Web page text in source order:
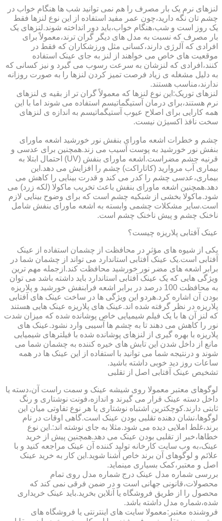
لنزهای نرم یک بار مصرف را هم نمی توانید شب ها هنگام خواب در
چشم تان نگه دارید،چون عمر مفید استفاده از این نوع لنزها فقط
یک روز است و شب،هنگام خواب،باید دور انداخته شوند.لنزهای یک
بار مصرف که نسبت به مدل های دیگر گران ترند،معمولاً برای
افرادی که آلرژی دارند،کسانی مثل ورزشکاران که فقط در
موقعیت های خاص می خواهند از لنز به جای عینک استفاده
کنند،افرادی که لنزشان به سرعت رسوب می گیرد و نیز کسانی که
به دلیل مشغله ی زیاد فرصت تمیز کردن لنزها را به صورت روزانه
ندارند،مناسب هستند.
لنزهای توریک:این نوع لنزها که معمولاً گران تر از بقیه ی لنزهای
نرم هستند،برای درمان آستیگماتیسم استفاده می شوند اما با این
همه کارایی برای اصلاح عیوب آستیگماتیسم به اندازه ی لنزهای
سخت نافذ اکسیژن نیست.
چشم و خطرات اشعه ماورای بنفش نور خورشید اشعه ماورای
بنفش نور خورشید به پوست آسیب می زند.همچنین برای عدسی و
قرنیه چشم مضراست.اشعه ماورای بنفش (UV) احتمال ابتلا به
بیماری آب مروارید (کاتاراکت) چشم را افزایش می دهد.این
بیماری،عدسی چشم را کدر می کند و قدرت بینایی را کاهش می
دهد.همچنین اشعه ماورای بنفش باعث تخریب ماکولا (لکه زرد) می
شود.ماکولا بخشی از شبکیه چشم است که برای وضوح بینایی لازم
است.سایر مشکلات چشمی وابسته به اشعه ماورای بنفش شامل
ناخنک چشم و پیش ناخنک چشم است.
عینک آفتابی پلاریزه چیست؟
یکی از شیوه های مؤثر در محافظت از چشمان استفاده از عینک
آفتابی است.یک عینک آفتابی استاندارد می تواند از چشمان شما در
برابر اشعه های مضر نور خورشید محافظت کند.ازجمله مهم ترین
ویژگی هایی که یک عینک آفتابی استاندارد باید داشته باشد می توان
به محافظت 100 درصد در برابر اشعه فرابنفش خورشید و پلاریزه
بودن آن اشاره کرد.هردو این ویژگی ها در ساخت عینک های آفتابی
پلاریزه در نظر گرفته شده اند.عینک های پلاریزه عینک هایی هستند
که لنز آن ها با یک فیلم شیمیایی خاص پوشانده شده که میزان شدت
نور را کاهش می دهند تا به چشم ها آسیبی وارد نشود.عینک های
پلاریزه با بهره گیری از لنزهای پوشانده شده با فیلترهای شیمیایی
مانع از داخل شدن این تابش های خیره کننده به چشمان شما می
شوند و درنتیجه شما می توانید با استفاده از این عینک ها در همه
ساعات روز دید خوبی داشته باشید.
تشخیص عینک آفتابی اصل از تقلبی
لوگوهای معتبر معمولا روی شیشه عینک و سمت راست آن،دسته یا
داخل دسته عینک قرار می گیرند و اندازه،فونت نوشتاری و رنگ
ثابتی دارند.کوچکترین اشتباه نوشتاری یا هر نوع تفاوتی میان این
لوگوها،نشان دهنده تقلبی بودن عینک است.گاهی اوقات در نام
برند،غلط املایی دیده می شود.مثلا به جای نوشته اند:.این نوع
خطاها،خبر از تقلبی بودن عینک می دهد.همچنین پیش از خرید
عینک،به وب سایت کارخانه تولید کننده آن عینک مراجعه کنید و با
علائم و لوگوهای آن برند خاص آشنا شوید.این کار به خرید عینک
اصل و معتبر،کمک بسیاری مینماید.
بررسی شماره مدل عینک درج شماره مدل روی تمام
محصولات،قانونی جهانی است و در ضمن فرقی نمی کند که
محصول را از طریق فروشگاه یا آنلاین بخرید.باید عینک خریداری
شده،شماره مدل داشته باشد.
فروشنده معتبر:معمولا سایت های اینترنتی یا فروشگاه های